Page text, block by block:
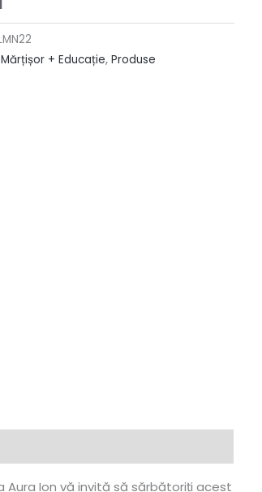
Mărțișor + Educație,Produse
Aura Ion vă invită să sărbătoriți acest